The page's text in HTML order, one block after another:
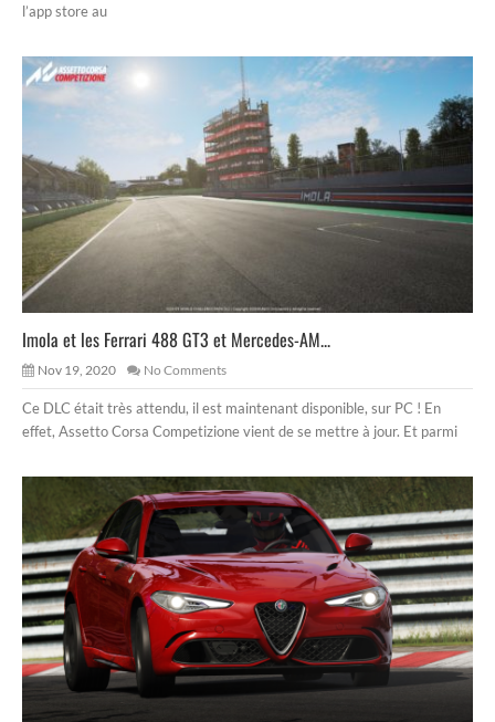
l’app store au
Imola et les Ferrari 488 GT3 et Mercedes-AM...
Nov 19, 2020 No Comments
Ce DLC était très attendu, il est maintenant disponible, sur PC ! En
effet, Assetto Corsa Competizione vient de se mettre à jour. Et parmi